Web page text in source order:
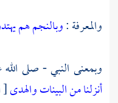
والمعرفة :وبالنجم هم
وبمعنى النبي - صلى
أنزلنا من البينات والهدى[